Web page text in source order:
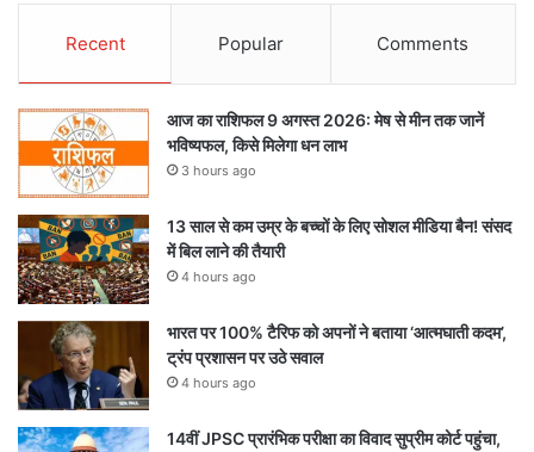
Recent Popular Comments
आज का राशिफल 9 अगस्त 2026: मेष से मीन तक जानें
भविष्यफल, किसे मिलेगा धन लाभ
3 hours ago
13 साल से कम उम्र के बच्चों के लिए सोशल मीडिया बैन! संसद
में बिल लाने की तैयारी
4 hours ago
भारत पर 100% टैरिफ को अपनों ने बताया ‘आत्मघाती कदम’,
ट्रंप प्रशासन पर उठे सवाल
4 hours ago
14वीं JPSC प्रारंभिक परीक्षा का विवाद सुप्रीम कोर्ट पहुंचा,